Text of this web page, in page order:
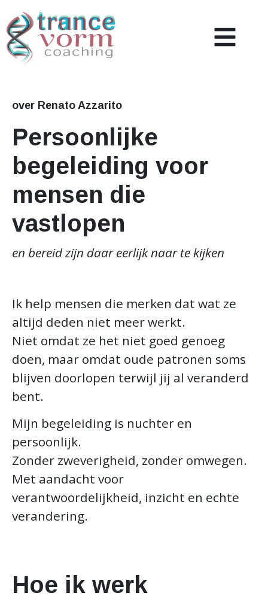
Referenties
over Renato Azzarito
Persoonlijke
begeleiding voor
mensen die
vastlopen
en bereid zijn daar eerlijk naar te kijken
Ik help mensen die merken dat wat ze
altijd deden niet meer werkt.
Niet omdat ze het niet goed genoeg
doen, maar omdat oude patronen soms
blijven doorlopen terwijl jij al veranderd
bent.
Mijn begeleiding is nuchter en
persoonlijk.
Zonder zweverigheid, zonder omwegen.
Met aandacht voor
verantwoordelijkheid, inzicht en echte
verandering.
Hoe ik werk